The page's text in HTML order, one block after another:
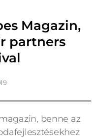
Magazin,
partners
benne az